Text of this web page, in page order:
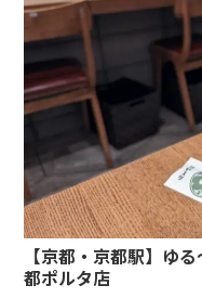
【京都・京都駅】ゆ
都ポルタ店